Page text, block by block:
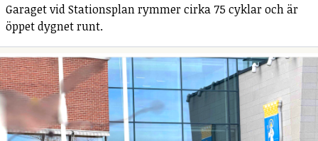
Garaget vid Stationsplan rymmer cirka 75 cyklar och är
öppet dygnet runt.